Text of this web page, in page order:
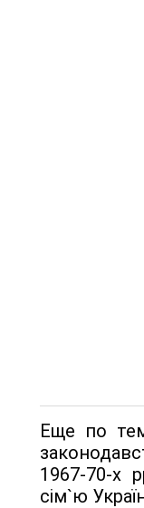
Еще по
1967-70-х
сім`ю